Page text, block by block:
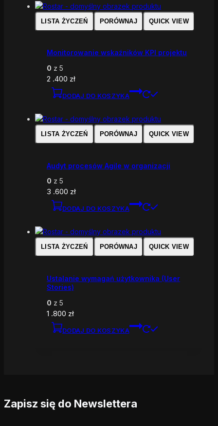
LISTA ŻYCZEŃ PORÓWNAJ QUICK VIEW
Monitorowanie wskaźników KPI projektu
0 z 5
2 .400 zł
DODAJ DO KOSZYKA
LISTA ŻYCZEŃ PORÓWNAJ QUICK VIEW
Audyt procesów Agile w organizacji
0 z 5
3 .600 zł
DODAJ DO KOSZYKA
LISTA ŻYCZEŃ PORÓWNAJ QUICK VIEW
Ustalanie wymagań użytkownika (User
Stories)
0 z 5
1 .800 zł
DODAJ DO KOSZYKA
Zapisz się do Newslettera